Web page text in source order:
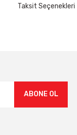
Taksit Seçenekleri
ABONE OL